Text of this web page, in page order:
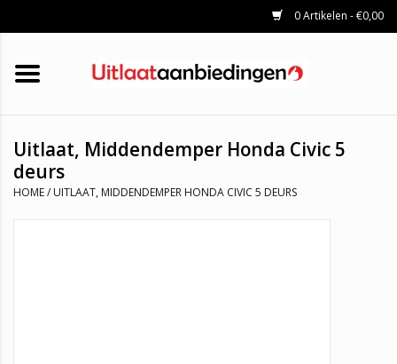
0 Artikelen - €0,00
HOME
KATALYSATOREN
UNIVERSELE UITLAATDELEN
MERKEN
Uitlaat, Middendemper Honda Civic 5
deurs
HOME/ UITLAAT, MIDDENDEMPER HONDA CIVIC 5 DEURS